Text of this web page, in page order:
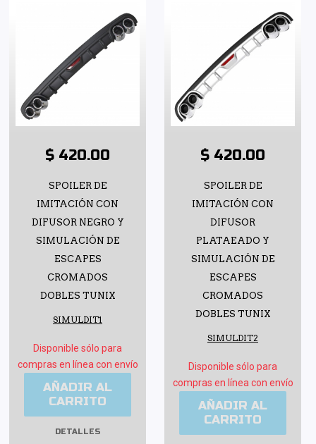
$ 420.00
SPOILER DE
IMITACIÓN CON
DIFUSOR NEGRO Y
SIMULACIÓN DE
ESCAPES
CROMADOS
DOBLES TUNIX
SIMULDIT1
Disponible sólo para
compras en línea con envío
AÑADIR AL
CARRITO
DETALLES
$ 420.00
SPOILER DE
IMITACIÓN CON
DIFUSOR
PLATAEADO Y
SIMULACIÓN DE
ESCAPES
CROMADOS
DOBLES TUNIX
SIMULDIT2
Disponible sólo para
compras en línea con envío
AÑADIR AL
CARRITO